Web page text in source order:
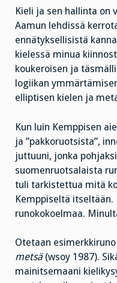
Kieli ja sen hallinta on
Aamun lehdissä
ennätyksellisistä
kielessä minua
koukeroisen ja
logiikan
elliptisen kielen ja
Kun luin Kemppisen
ja ”pakkoruotsista”,
juttuuni, jonka
suomenruotsalaista
tuli tarkistettua mitä
Kemppiseltä
runokokoelmaa.
Otetaan
metsä(wsoy 1987).
mainitsemaani